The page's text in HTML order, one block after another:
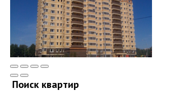
Поиск квартир